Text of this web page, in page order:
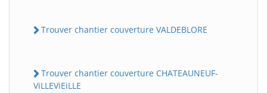
Trouver chantier couverture VALDEBLORE
Trouver chantier couverture CHATEAUNEUF-
ViLLEViEiLLE